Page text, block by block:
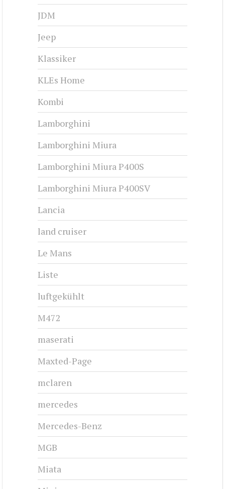
JDM
Jeep
Klassiker
KLEs Home
Kombi
Lamborghini
Lamborghini Miura
Lamborghini Miura P400S
Lamborghini Miura P400SV
Lancia
land cruiser
Le Mans
Liste
luftgekühlt
M472
maserati
Maxted-Page
mclaren
mercedes
Mercedes-Benz
MGB
Miata